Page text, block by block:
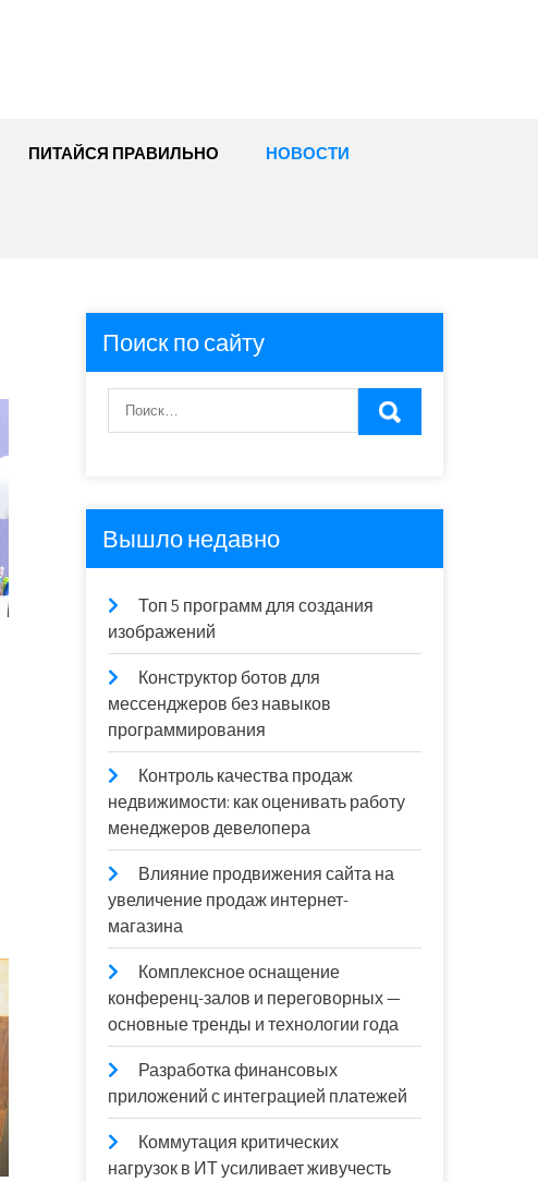
ПИТАЙСЯ ПРАВИЛЬНО НОВОСТИ
Поиск по сайту
Вышло недавно
Топ 5 программ для создания
изображений
Конструктор ботов для
мессенджеров без навыков
программирования
Контроль качества продаж
недвижимости: как оценивать работу
менеджеров девелопера
Влияние продвижения сайта на
увеличение продаж интернет-
магазина
Комплексное оснащение
конференц-залов и переговорных —
основные тренды и технологии года
Разработка финансовых
приложений с интеграцией платежей
Коммутация критических
нагрузок в ИТ усиливает живучесть